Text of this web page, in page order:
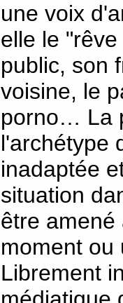
une voix
elle le
public, son
voisine, le
porno… La
l'archétype
inadaptée
situation
être amené
moment ou
Librement